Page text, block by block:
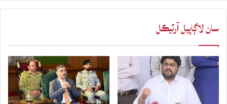
سان لاڳاپيل آرٽيڪل